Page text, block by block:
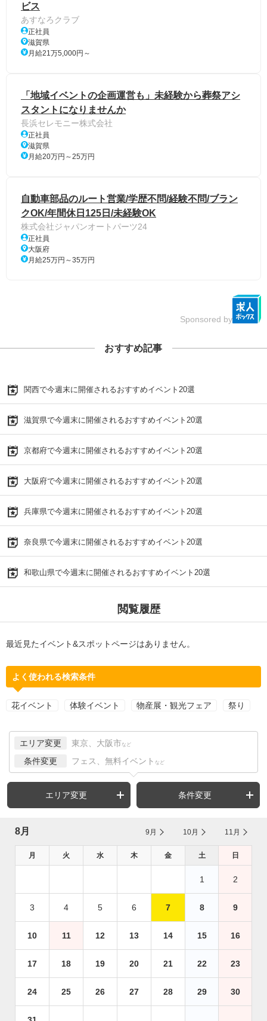
ビス
あすなろクラブ
正社員
滋賀県
月給21万5,000円～
「地域イベントの企画運営も」未経験から葬祭アシ
スタントになりませんか
長浜セレモニー株式会社
正社員
滋賀県
月給20万円～25万円
自動車部品のルート営業/学歴不問/経験不問/ブラン
クOK/年間休日125日/未経験OK
株式会社ジャパンオートパーツ24
正社員
大阪府
月給25万円～35万円
Sponsored by
おすすめ記事
関西で今週末に開催されるおすすめイベント20選
滋賀県で今週末に開催されるおすすめイベント20選
京都府で今週末に開催されるおすすめイベント20選
大阪府で今週末に開催されるおすすめイベント20選
兵庫県で今週末に開催されるおすすめイベント20選
奈良県で今週末に開催されるおすすめイベント20選
和歌山県で今週末に開催されるおすすめイベント20選
閲覧履歴
最近見たイベント&スポットページはありません。
よく使われる検索条件
花イベント 体験イベント 物産展・観光フェア 祭り
エリア変更 東京、大阪市 など
条件変更 フェス、無料イベント など
エリア変更 条件変更
8月 9月 10月 11月
月 火 水 木 金 土 日
1 2
3 4 5 6 7 8 9
10 11 12 13 14 15 16
17 18 19 20 21 22 23
24 25 26 27 28 29 30